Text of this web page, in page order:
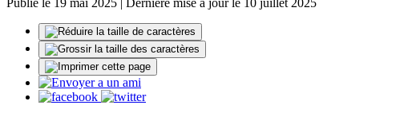
Publié le 19 mai 2025 | Dernière mise à jour le 10 juillet 2025